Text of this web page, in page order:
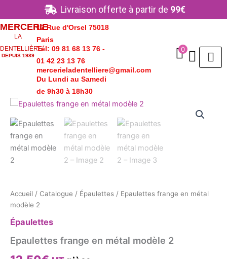
au
contenu
Livraison offerte à partir de 99€
MERCERIE
LA
DENTELLIÈRE
DEPUIS 1989
17 Rue d'Orsel 75018
Paris
Tél: 09 81 68 13 76 -
01 42 23 13 76
mercerieladentelliere@gmail.com
Du Lundi au Samedi
de 9h30 à 18h30
0
Accueil / Catalogue / Épaulettes / Epaulettes frange en métal
modèle 2
Épaulettes
Epaulettes frange en métal modèle 2
quantité
Epaulettes
frange
métal
modèle